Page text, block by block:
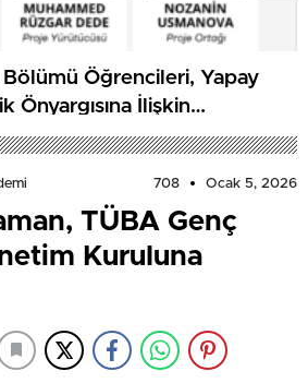
Öğrencileri, Yapay
Önyargısına İlişkin
Araştıracak
708 Ocak 5, 2026
TÜBA Genç
Kuruluna